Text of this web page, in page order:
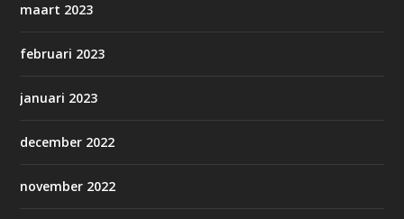
maart 2023
februari 2023
januari 2023
december 2022
november 2022